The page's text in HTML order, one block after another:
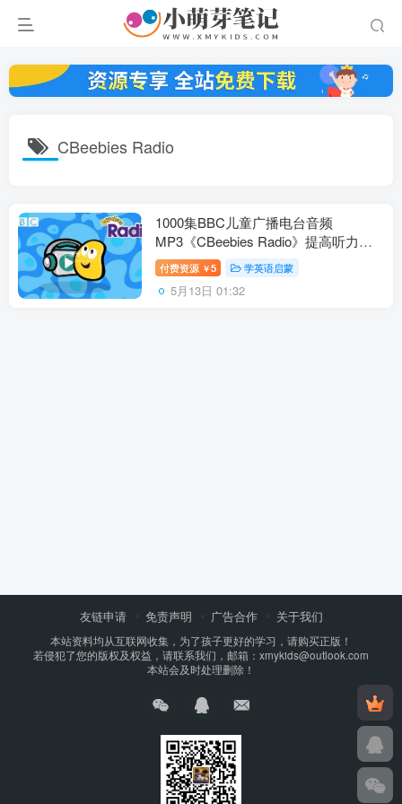
CBeebies Radio
1000集BBC儿童广播电台音频
MP3《CBeebies Radio》提高听力的
超级神器，百度云网盘下载！
付费资源 ￥5 学英语启蒙
5月13日 01:32
友链申请 免责声明 广告合作 关于我们
本站资料均从互联网收集，为了孩子更好的学习，请购买正版！
若侵犯了您的版权及权益，请联系我们，邮箱：xmykids@outlook.com
本站会及时处理删除！